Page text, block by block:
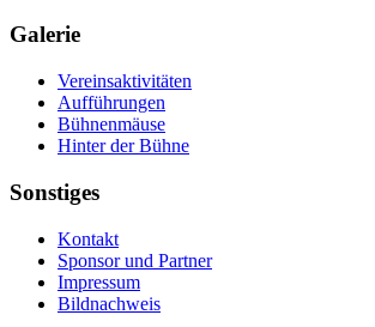
Galerie
Vereinsaktivitäten
Aufführungen
Bühnenmäuse
Hinter der Bühne
Sonstiges
Kontakt
Sponsor und Partner
Impressum
Bildnachweis